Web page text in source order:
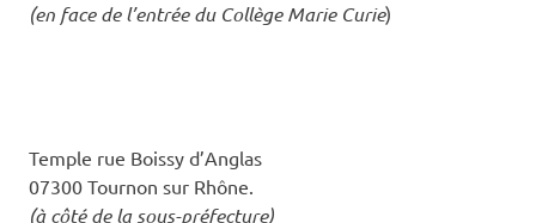
(en face de l’entrée du Collège Marie Curie)
Temple rue Boissy d’Anglas
07300 Tournon sur Rhône.
(à côté de la sous-préfecture)